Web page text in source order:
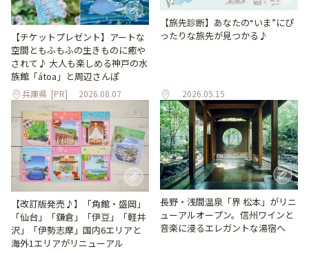
【チケットプレゼント】アートな
空間ともふもふの生きものに癒や
されて♪ 大人も楽しめる神戸の水
族館「átoa」と周辺さんぽ
兵庫県 [PR] 2026.08.07
【旅先診断】あなたの“いま”にぴ
ったりな旅先が見つかる♪
2026.05.15
【改訂版発売♪】「角館・盛岡」
「仙台」「鎌倉」「伊豆」「軽井
沢」「伊勢志摩」国内6エリアと
海外1エリアがリニューアル
長野・浅間温泉「界 松本」がリニ
ューアルオープン。信州ワインと
音楽に浸るエレガントな湯宿へ